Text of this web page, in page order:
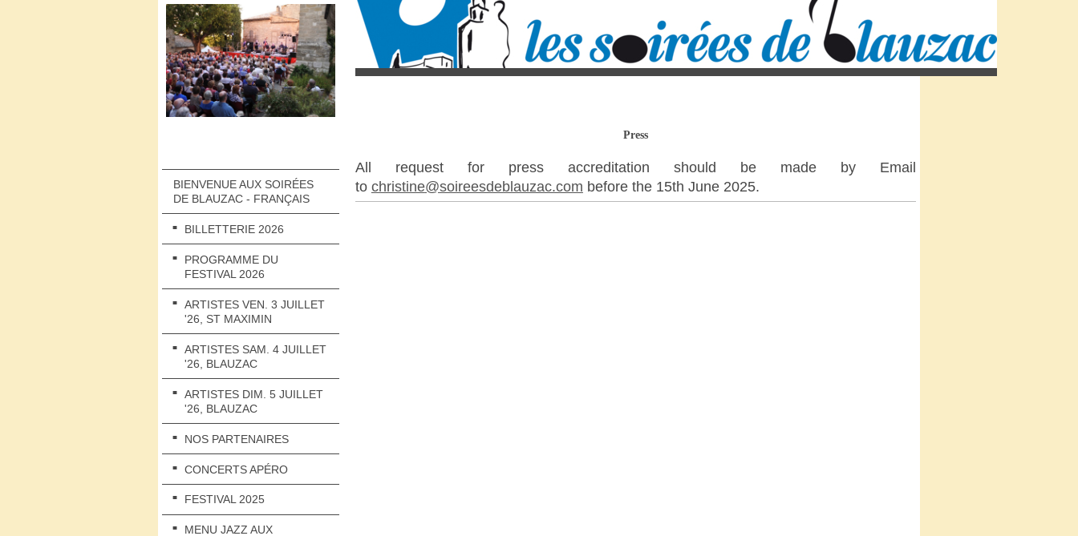
BIENVENUE AUX SOIRÉES
DE BLAUZAC - FRANÇAIS
BILLETTERIE 2026
PROGRAMME DU
FESTIVAL 2026
ARTISTES VEN. 3 JUILLET
'26, ST MAXIMIN
ARTISTES SAM. 4 JUILLET
'26, BLAUZAC
ARTISTES DIM. 5 JUILLET
'26, BLAUZAC
NOS PARTENAIRES
CONCERTS APÉRO
FESTIVAL 2025
MENU JAZZ AUX
Press
All request for press accreditation should be made by Email
to christine@soireesdeblauzac.com before the 15th June 2025.